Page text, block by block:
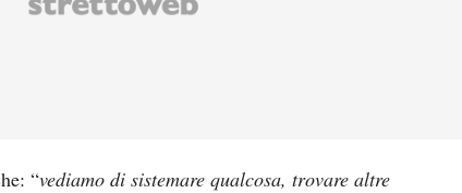
“vediamo di sistemare qualcosa, trovare altre